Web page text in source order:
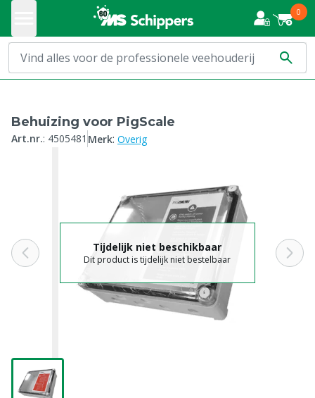
0
Behuizing voor PigScale
Art.nr.: 4505481 Merk: Overig
Tijdelijk niet beschikbaar
Dit product is tijdelijk niet bestelbaar